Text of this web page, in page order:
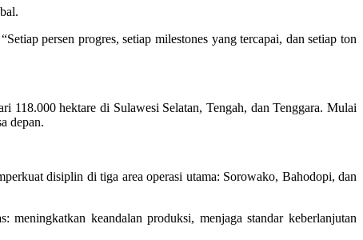
persen progres, setiap milestones yang tercapai, dan setiap ton
118.000 hektare di Sulawesi Selatan, Tengah, dan Tenggara. Mulai
depan.
disiplin di tiga area operasi utama: Sorowako, Bahodopi, dan
meningkatkan keandalan produksi, menjaga standar keberlanjutan